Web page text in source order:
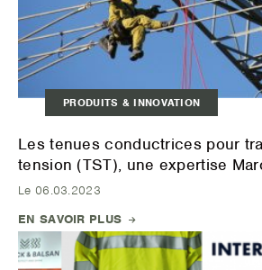
PRODUITS & INNOVATION
Les tenues conductrices pour
tension (TST), une expertise
Le 06.03.2023
EN SAVOIR PLUS